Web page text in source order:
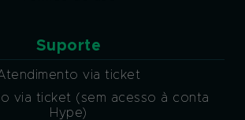
Suporte
via ticket
via ticket (sem acesso à conta
Hype)